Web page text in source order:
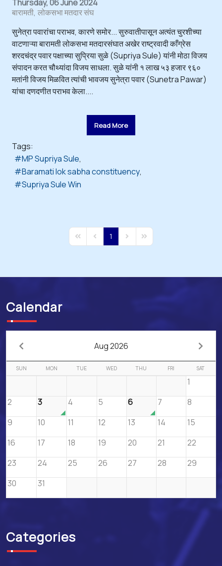
Thursday, 06 June 2024
बारामती लोकसभा मतदार संघ
सुनेत्रा पवारांचा पराभव, कारणे समोर... सुरुवातीपासून अत्यंत चुरशीच्या
वाटणाऱ्या बारामती लोकसभा मतदारसंघात अखेर राष्ट्रवादी काँग्रेस
शरदचंद्र पवार पक्षाच्या सुप्रिया सुळे (Supriya Sule) यांनी मोठा विजय
संपादन करत चौथ्यांदा विजय साधला. सुळे यांनी १ लाख ५३ हजार ९६०
मतांनी विजय मिळवित त्यांची भावजय सुनेत्रा पवार (Sunetra Pawar)
यांचा दणदणीत पराभव केला....
Read More
Tags:
MP Supriya Sule
Baramati lok sabha constituency
Supriya Sule Win
First PagePrevious Page
1 Next PageLast Page
Calendar
Aug 2026
SUN MON TUE WED THU FRI SAT
1
2
3 4 5 6 7
8
9
10 11 12 13 14
15
16
17 18 19 20 21
22
23
24 25 26 27 28
29
30
31
Categories